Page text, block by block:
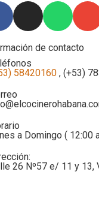
de contacto
58420160 , (+53)
a Domingo ( 12:00
26 Nº57 e/ 11 y 13,